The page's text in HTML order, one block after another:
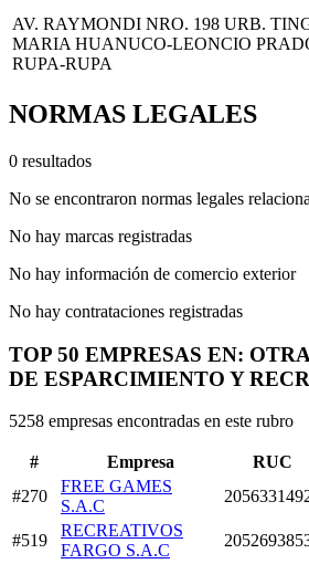
AV. RAYMONDI NRO. 198 URB.
MARIA HUANUCO-LEONCIO
RUPA-RUPA
NORMAS LEGALES
0 resultados
No se encontraron normas legales
No hay marcas registradas
No hay información de comercio exterior
No hay contrataciones registradas
TOP 50 EMPRESAS EN:
DE ESPARCIMIENTO Y
5258 empresas encontradas en este rubro
# Empresa RUC
#270
FREE GAMES
S.A.C
#519
RECREATIVOS
FARGO S.A.C